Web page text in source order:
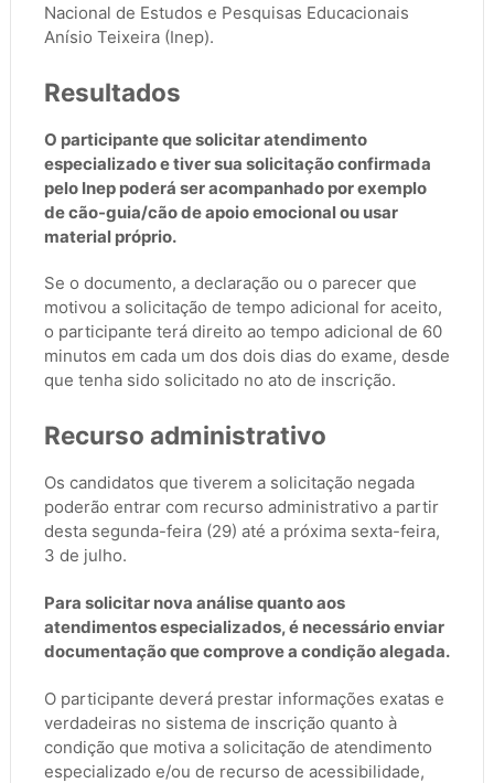
Nacional de Estudos e Pesquisas Educacionais
Anísio Teixeira (Inep).
Resultados
O participante que solicitar atendimento
especializado e tiver sua solicitação confirmada
pelo Inep poderá ser acompanhado por exemplo
de cão-guia/cão de apoio emocional ou usar
material próprio.
Se o documento, a declaração ou o parecer que
motivou a solicitação de tempo adicional for aceito,
o participante terá direito ao tempo adicional de 60
minutos em cada um dos dois dias do exame, desde
que tenha sido solicitado no ato de inscrição.
Recurso administrativo
Os candidatos que tiverem a solicitação negada
poderão entrar com recurso administrativo a partir
desta segunda-feira (29) até a próxima sexta-feira,
3 de julho.
Para solicitar nova análise quanto aos
atendimentos especializados, é necessário enviar
documentação que comprove a condição alegada.
O participante deverá prestar informações exatas e
verdadeiras no sistema de inscrição quanto à
condição que motiva a solicitação de atendimento
especializado e/ou de recurso de acessibilidade,